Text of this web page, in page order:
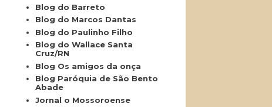
Blog do Barreto
Blog do Marcos Dantas
Blog do Paulinho Filho
Blog do Wallace Santa
Cruz/RN
Blog Os amigos da onça
Blog Paróquia de São Bento
Abade
Jornal o Mossoroense